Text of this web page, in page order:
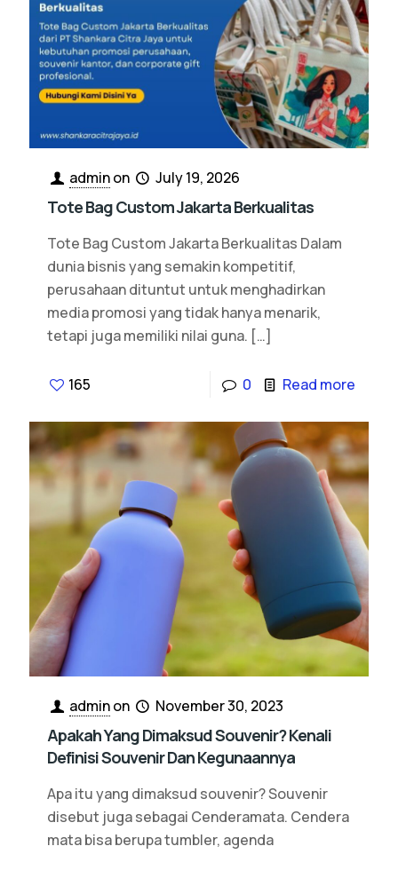
adminon July 19, 2026
Tote Bag Custom Jakarta Berkualitas
Tote Bag Custom Jakarta Berkualitas Dalam
dunia bisnis yang semakin kompetitif,
perusahaan dituntut untuk menghadirkan
media promosi yang tidak hanya menarik,
tetapi juga memiliki nilai guna. […]
165 0 Read more
adminon November 30, 2023
Apakah Yang Dimaksud Souvenir? Kenali
Definisi Souvenir Dan Kegunaannya
Apa itu yang dimaksud souvenir? Souvenir
disebut juga sebagai Cenderamata. Cendera
mata bisa berupa tumbler, agenda